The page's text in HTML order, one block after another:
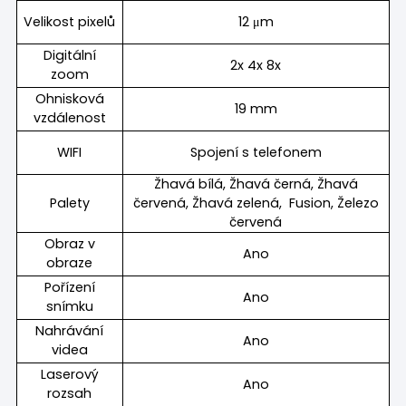
Velikost pixelů
12 μm
Digitální
zoom
2x 4x 8x
Ohnisková
vzdálenost
19 mm
WIFI Spojení s telefonem
Palety
Žhavá bílá, Žhavá černá, Žhavá
červená, Žhavá zelená, Fusion, Železo
červená
Obraz v
obraze
Ano
Pořízení
snímku
Ano
Nahrávání
videa
Ano
Laserový
rozsah
Ano